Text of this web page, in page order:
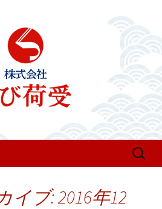
知らせ
検
イブ: 2016年12